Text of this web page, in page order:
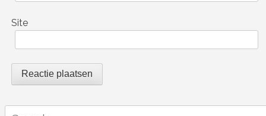
Site